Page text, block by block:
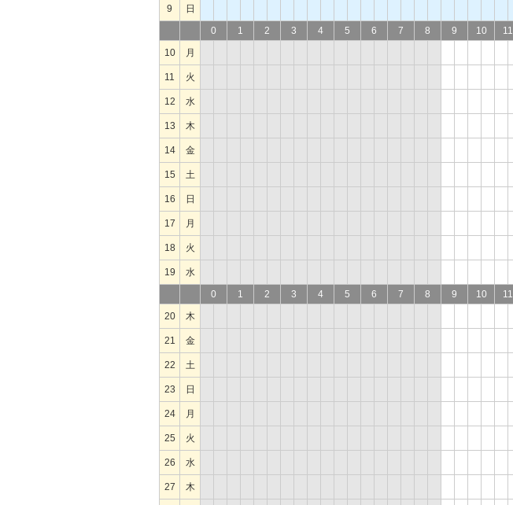
9 日
0
1 2 3 4 5 6 7 8 9 10 11
10
月
11 火
12 水
13 木
14 金
15 土
16 日
17 月
18 火
19 水
0
1 2 3 4 5 6 7 8 9 10 11
20
木
21 金
22 土
23 日
24 月
25 火
26 水
27 木